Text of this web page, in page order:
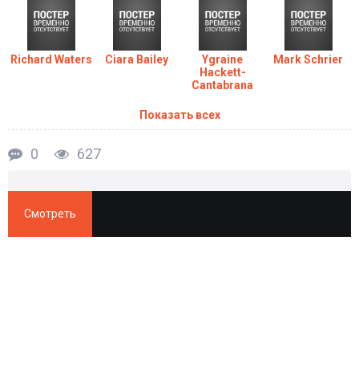
Richard Waters Ciara Bailey
Ygraine
Hackett-
Cantabrana
Mark Schrier
Показать всех
0 627
Смотреть